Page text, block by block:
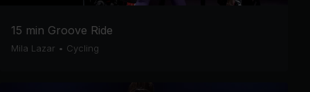
15 min Groove Ride
Mila Lazar • Cycling